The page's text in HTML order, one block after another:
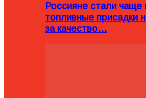
Россияне стали чаще
топливные присадки
за качество…